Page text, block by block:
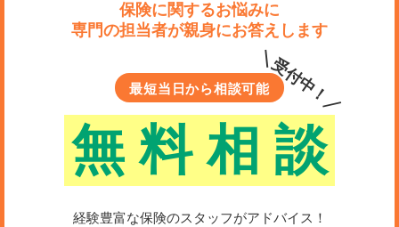
保険に関するお悩みに
専門の担当者が親身にお答えします
最短当日から相談可能
無 料 相 談
＼受付中！／
経験豊富な保険のスタッフがアドバイス！